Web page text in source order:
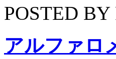
POSTED BY
アルファロ